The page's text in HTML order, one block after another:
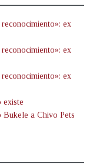
ex
ex
ex
existe
Bukele a Chivo Pets